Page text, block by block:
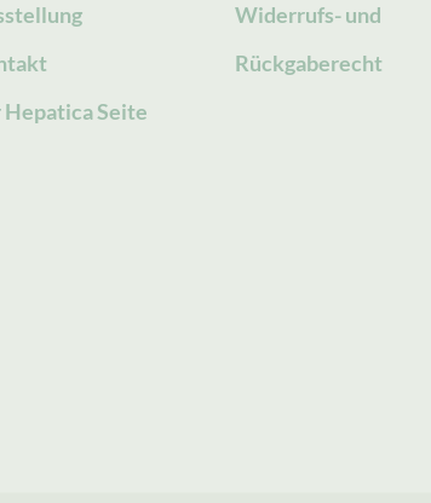
Hepatica Seite
Widerrufs- und
Rückgaberecht